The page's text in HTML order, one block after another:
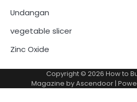
Undangan
vegetable slicer
Zinc Oxide
Copyright © 2026 How to
Magazine byAscendoor|